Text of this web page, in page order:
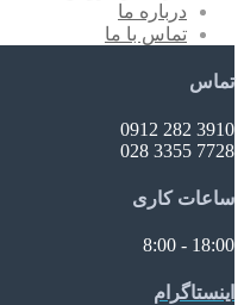
درباره ما
تماس با ما
تماس
3910 282 0912
7728 3355 028
ساعات کاری
18:00 - 8:00
اینستاگرام